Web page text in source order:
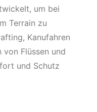
um bei
Terrain zu
Kanufahren
Flüssen und
und Schutz